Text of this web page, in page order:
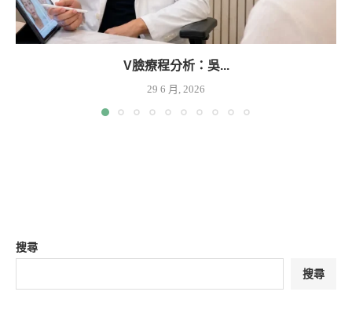
V臉療程分析：吳...
29 6 月, 2026
搜尋
搜尋